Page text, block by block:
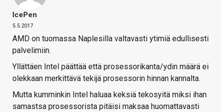
IcePen
5.5.2017
AMD on tuomassa Naplesilla valtavasti ytimiä edullisesti
palvelimiin.
Yllättäen Intel päättää että prosessorikanta/ydin määrä ei
olekkaan merkittävä tekijä prosessorin hinnan kannalta.
Mutta kumminkin Intel haluaa keksiä tekosyitä miksi ihan
samastsa prosessorista pitäisi maksaa huomattavasti